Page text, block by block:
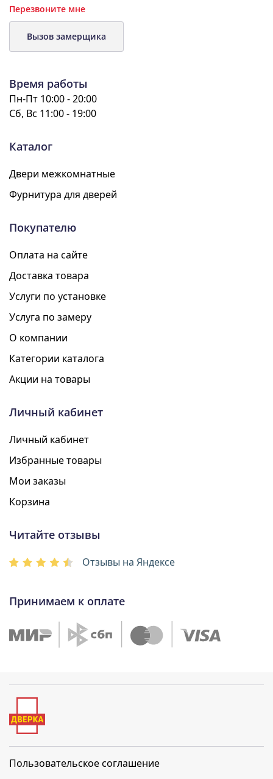
Перезвоните мне
Вызов замерщика
Время работы
Пн-Пт 10:00 - 20:00
Сб, Вс 11:00 - 19:00
Каталог
Двери межкомнатные
Фурнитура для дверей
Покупателю
Оплата на сайте
Доставка товара
Услуги по установке
Услуга по замеру
О компании
Категории каталога
Акции на товары
Личный кабинет
Личный кабинет
Избранные товары
Мои заказы
Корзина
Читайте отзывы
Отзывы на Яндексе
Принимаем к оплате
Пользовательское соглашение